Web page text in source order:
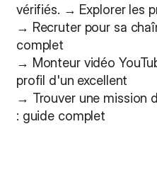
vérifiés. → Explorer les
→ Recruter pour sa
complet
→ Monteur vidéo
profil d'un excellent
→ Trouver une mission
: guide complet